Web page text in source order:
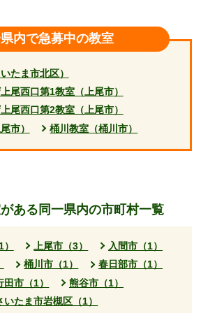
内で急募中の教室
たま市北区）
尾西口第1教室（上尾市）
尾西口第2教室（上尾市）
市）
桶川教室（桶川市）
ある同一県内の市町村一覧
上尾市（3）
入間市（1）
桶川市（1）
春日部市（1）
田市（1）
熊谷市（1）
いたま市岩槻区（1）